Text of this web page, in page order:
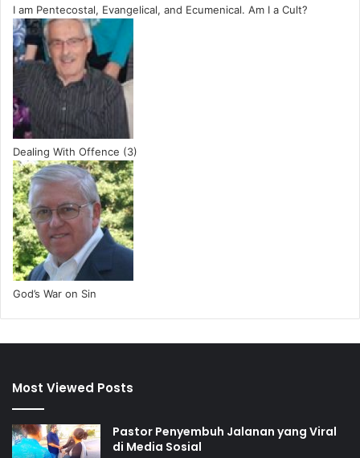
I am Pentecostal, Evangelical, and Ecumenical. Am I a Cult?
Dealing With Offence (3)
God’s War on Sin
Most Viewed Posts
Pastor Penyembuh Jalanan yang Viral
di Media Sosial